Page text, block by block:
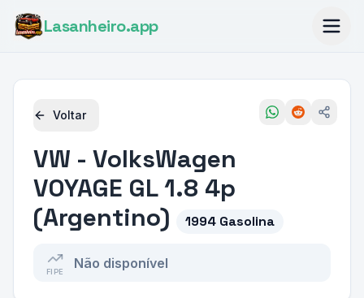
Lasanheiro.app
Voltar
VW - VolksWagen
VOYAGE GL 1.8 4p
(Argentino)
1994 Gasolina
FIPE
Não disponível